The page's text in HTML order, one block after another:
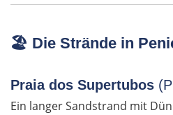
🏖️ Die Strände in
Praia dos Supertubos
Ein langer Sandstrand mit
St. Pölten
Wien